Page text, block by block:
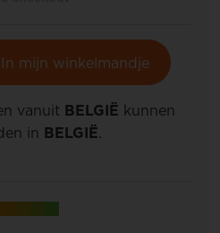
In mijn winkelmandje
vanuit BELGIË kunnen
in BELGIË.